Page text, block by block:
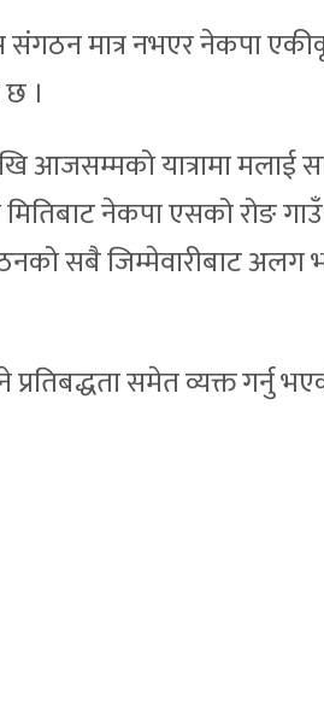
मात्र नभएर नेकपा
।
आजसम्मको यात्रामा मलाई
नेकपा एसको रोङ
सबै जिम्मेवारीबाट अलग
समेत व्यक्त गर्नु